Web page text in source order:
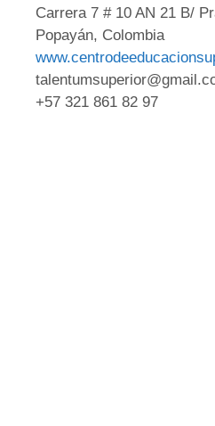
Carrera 7 # 10 AN 21 B/
Popayán, Colombia
+57 321 861 82 97